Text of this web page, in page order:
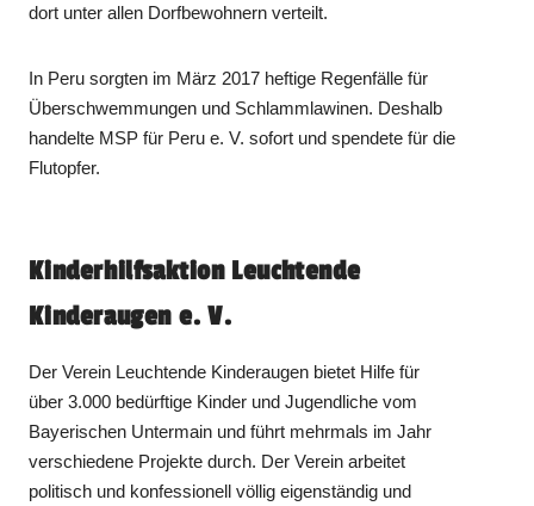
dort unter allen Dorfbewohnern verteilt.
In Peru sorgten im März 2017 heftige Regenfälle für
Überschwemmungen und Schlammlawinen. Deshalb
handelte MSP für Peru e. V. sofort und spendete für die
Flutopfer.
Kinderhilfsaktion Leuchtende
Kinderaugen e. V.
Der Verein Leuchtende Kinderaugen bietet Hilfe für
über 3.000 bedürftige Kinder und Jugendliche vom
Bayerischen Untermain und führt mehrmals im Jahr
verschiedene Projekte durch. Der Verein arbeitet
politisch und konfessionell völlig eigenständig und